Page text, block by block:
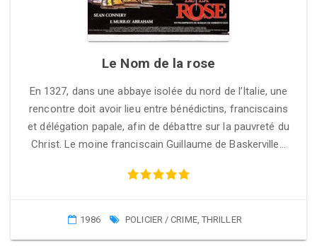
Le Nom de la rose
En 1327, dans une abbaye isolée du nord de l’Italie, une
rencontre doit avoir lieu entre bénédictins, franciscains
et délégation papale, afin de débattre sur la pauvreté du
Christ. Le moine franciscain Guillaume de Baskerville…
1986 POLICIER / CRIME, THRILLER